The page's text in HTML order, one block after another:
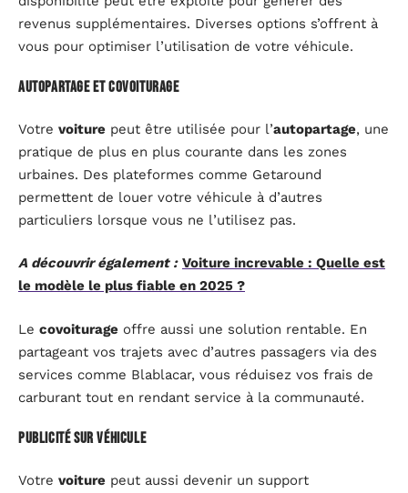
revenus supplémentaires. Diverses options s’offrent à
vous pour optimiser l’utilisation de votre véhicule.
Autopartage et covoiturage
Votre voiture peut être utilisée pour l’autopartage, une
pratique de plus en plus courante dans les zones
urbaines. Des plateformes comme Getaround
permettent de louer votre véhicule à d’autres
particuliers lorsque vous ne l’utilisez pas.
A découvrir également : Voiture increvable : Quelle est
le modèle le plus fiable en 2025 ?
Le covoiturage offre aussi une solution rentable. En
partageant vos trajets avec d’autres passagers via des
services comme Blablacar, vous réduisez vos frais de
carburant tout en rendant service à la communauté.
Publicité sur véhicule
Votre voiture peut aussi devenir un support